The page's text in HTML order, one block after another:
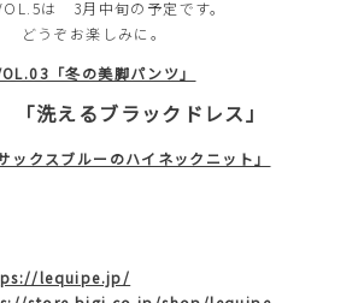
は 3月中旬の予定です。
どうぞお楽しみに。
「冬の美脚パンツ」
「洗えるブラックドレス」
ックスブルーのハイネックニット」
lequipe.jp/